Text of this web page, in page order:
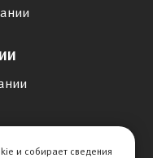
и собирает сведения